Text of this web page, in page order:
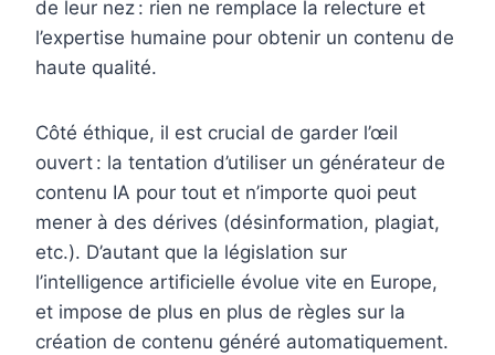
de leur nez : rien ne remplace la relecture et
l’expertise humaine pour obtenir un contenu de
haute qualité.
Côté éthique, il est crucial de garder l’œil
ouvert : la tentation d’utiliser un générateur de
contenu IA pour tout et n’importe quoi peut
mener à des dérives (désinformation, plagiat,
etc.). D’autant que la législation sur
l’intelligence artificielle évolue vite en Europe,
et impose de plus en plus de règles sur la
création de contenu généré automatiquement.